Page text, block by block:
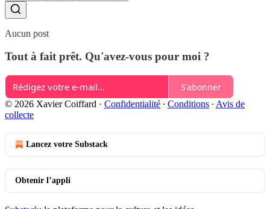
Aucun post
Tout à fait prêt. Qu'avez-vous pour moi ?
S'abonner
© 2026 Xavier Coiffard · Confidentialité ∙ Conditions ∙ Avis de
collecte
Lancez votre Substack
Obtenir l’appli